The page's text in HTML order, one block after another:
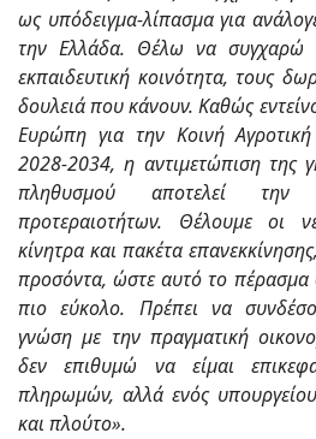
ως υπόδειγμα-λίπασμα για
την Ελλάδα. Θέλω να συγχαρώ
εκπαιδευτική κοινότητα, τους
δουλειά που κάνουν. Καθώς
Ευρώπη για την Κοινή
2028-2034, η αντιμετώπιση της
πληθυσμού αποτελεί την
προτεραιοτήτων. Θέλουμε οι
κίνητρα και πακέτα
προσόντα, ώστε αυτό το πέρασμα
πιο εύκολο. Πρέπει να
γνώση με την πραγματική
δεν επιθυμώ να είμαι
πληρωμών, αλλά ενός
και πλούτο».